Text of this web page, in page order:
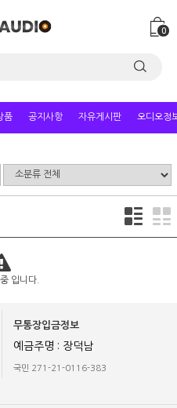
0
품 공지사항 자유게시판 오디오정
입니다.
무통장입금정보
예금주명 : 장덕남
국민 271-21-0116-383